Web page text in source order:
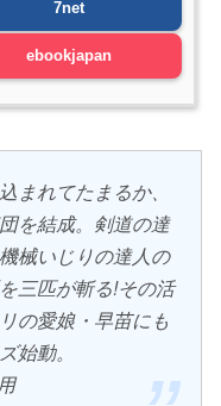
7net
ebookjapan
まれてたまるか、
を結成。剣道の達
械いじりの達人の
三匹が斬る!その活
の愛娘・早苗にも
始動。